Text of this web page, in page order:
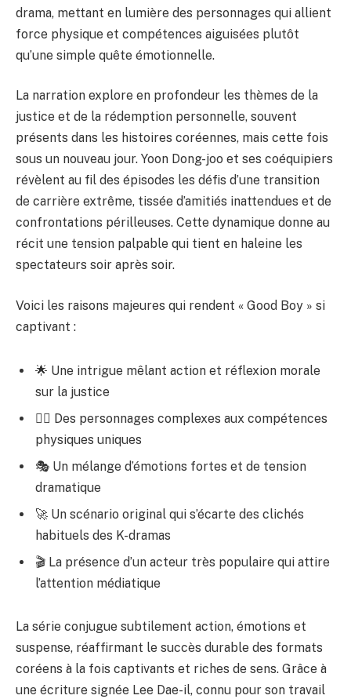
drama, mettant en lumière des personnages qui allient
force physique et compétences aiguisées plutôt
qu’une simple quête émotionnelle.
La narration explore en profondeur les thèmes de la
justice et de la rédemption personnelle, souvent
présents dans les histoires coréennes, mais cette fois
sous un nouveau jour. Yoon Dong-joo et ses coéquipiers
révèlent au fil des épisodes les défis d’une transition
de carrière extrême, tissée d’amitiés inattendues et de
confrontations périlleuses. Cette dynamique donne au
récit une tension palpable qui tient en haleine les
spectateurs soir après soir.
Voici les raisons majeures qui rendent « Good Boy » si
captivant :
🌟 Une intrigue mêlant action et réflexion morale
sur la justice
🤼‍♂️ Des personnages complexes aux compétences
physiques uniques
🎭 Un mélange d’émotions fortes et de tension
dramatique
🚀 Un scénario original qui s’écarte des clichés
habituels des K-dramas
🎬 La présence d’un acteur très populaire qui attire
l’attention médiatique
La série conjugue subtilement action, émotions et
suspense, réaffirmant le succès durable des formats
coréens à la fois captivants et riches de sens. Grâce à
une écriture signée Lee Dae-il, connu pour son travail